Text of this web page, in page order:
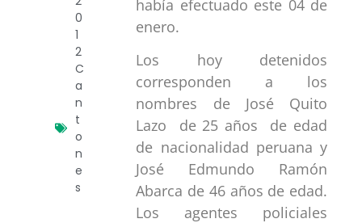
0
1
2
C
a
n
t
o
n
e
s
había efectuado este 04 de
enero.
Los hoy detenidos
corresponden a los
nombres de José Quito
Lazo de 25 años de edad
de nacionalidad peruana y
José Edmundo Ramón
Abarca de 46 años de edad.
Los agentes policiales